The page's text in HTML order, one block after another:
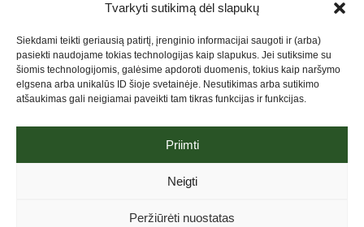
Tvarkyti sutikimą dėl slapukų
Siekdami teikti geriausią patirtį, įrenginio informacijai saugoti ir (arba)
pasiekti naudojame tokias technologijas kaip slapukus. Jei sutiksime su
šiomis technologijomis, galėsime apdoroti duomenis, tokius kaip naršymo
elgsena arba unikalūs ID šioje svetainėje. Nesutikimas arba sutikimo
atšaukimas gali neigiamai paveikti tam tikras funkcijas ir funkcijas.
Priimti
Neigti
Peržiūrėti nuostatas
Privatumo pranešimas.Aukojimo taisyklės